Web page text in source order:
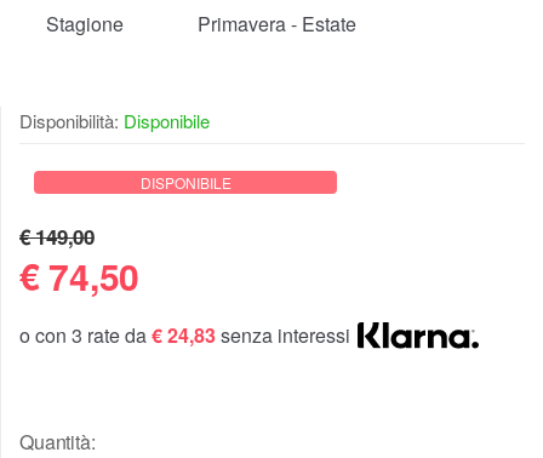
Stagione Primavera - Estate
Disponibilità: Disponibile
DISPONIBILE
€ 149,00
€74,50
o con 3 rate da€ 24,83senza interessi
Quantità: